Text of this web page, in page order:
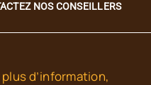
NOS CONSEILLERS
plus d’information,